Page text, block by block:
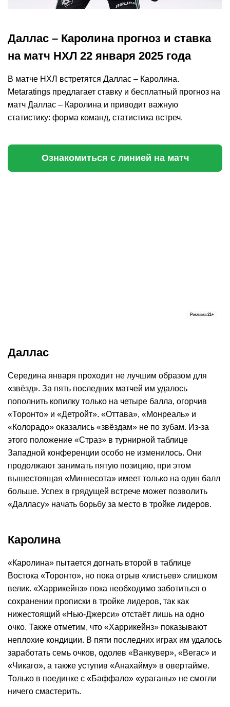
Даллас – Каролина прогноз и ставка
на матч НХЛ 22 января 2025 года
В матче НХЛ встретятся Даллас – Каролина.
Metaratings предлагает ставку и бесплатный прогноз на
матч Даллас – Каролина и приводит важную
статистику: форма команд, статистика встреч.
Ознакомиться с линией на матч
Реклама 21+
Даллас
Середина января проходит не лучшим образом для
«звёзд». За пять последних матчей им удалось
пополнить копилку только на четыре балла, огорчив
«Торонто» и «Детройт». «Оттава», «Монреаль» и
«Колорадо» оказались «звёздам» не по зубам. Из-за
этого положение «Страз» в турнирной таблице
Западной конференции особо не изменилось. Они
продолжают занимать пятую позицию, при этом
вышестоящая «Миннесота» имеет только на один балл
больше. Успех в грядущей встрече может позволить
«Далласу» начать борьбу за место в тройке лидеров.
Каролина
«Каролина» пытается догнать второй в таблице
Востока «Торонто», но пока отрыв «листьев» слишком
велик. «Харрикейнз» пока необходимо заботиться о
сохранении прописки в тройке лидеров, так как
нижестоящий «Нью-Джерси» отстаёт лишь на одно
очко. Также отметим, что «Харрикейнз» показывают
неплохие кондиции. В пяти последних играх им удалось
заработать семь очков, одолев «Ванкувер», «Вегас» и
«Чикаго», а также уступив «Анахайму» в овертайме.
Только в поединке с «Баффало» «ураганы» не смогли
ничего смастерить.